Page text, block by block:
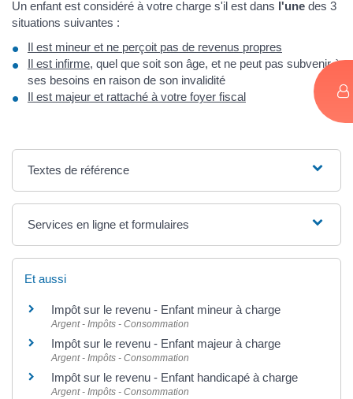
Un enfant est considéré à votre charge s'il est dans l'une des 3
situations suivantes :
Il est mineur et ne perçoit pas de revenus propres
Il est infirme, quel que soit son âge, et ne peut pas subvenir à
ses besoins en raison de son invalidité
Il est majeur et rattaché à votre foyer fiscal
Textes de référence
Services en ligne et formulaires
Et aussi
Impôt sur le revenu - Enfant mineur à charge
Argent - Impôts - Consommation
Impôt sur le revenu - Enfant majeur à charge
Argent - Impôts - Consommation
Impôt sur le revenu - Enfant handicapé à charge
Argent - Impôts - Consommation